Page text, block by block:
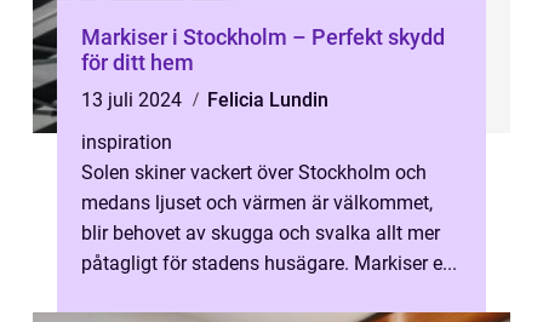
Markiser i Stockholm – Perfekt skydd
för ditt hem
13 juli 2024
Felicia Lundin
inspiration
Solen skiner vackert över Stockholm och
medans ljuset och värmen är välkommet,
blir behovet av skugga och svalka allt mer
påtagligt för stadens husägare. Markiser e...